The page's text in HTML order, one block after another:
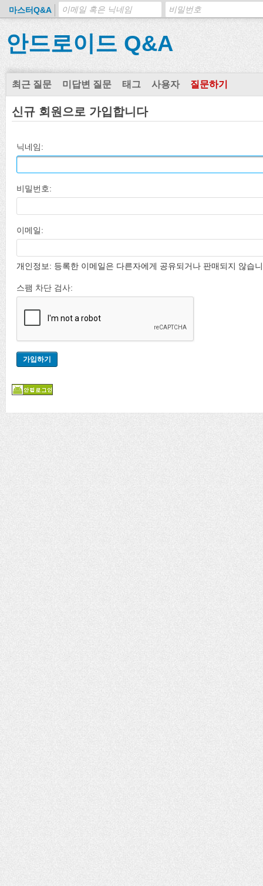
마스터Q&A
안드로이드 Q&A
최근 질문 미답변 질문 태그 사용자 질문하기
신규 회원으로 가입합니다
닉네임:
비밀번호:
이메일:
개인정보: 등록한 이메일은 다른자에게 공유되거나 판매되지 않습
스팸 차단 검사: